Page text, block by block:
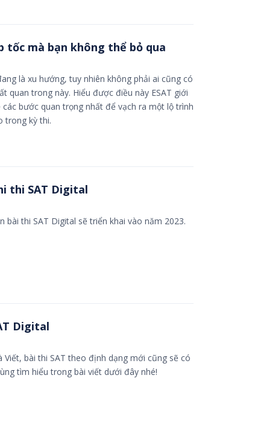
tốc mà bạn không thể bỏ qua
là xu hướng, tuy nhiên không phải ai cũng có
quan trong này. Hiểu được điều này ESAT giới
bước quan trọng nhất để vạch ra một lộ trình
trong kỳ thi.
thi SAT Digital
bài thi SAT Digital sẽ triển khai vào năm 2023.
Digital
bài thi SAT theo định dạng mới cũng sẽ có
tìm hiểu trong bài viết dưới đây nhé!